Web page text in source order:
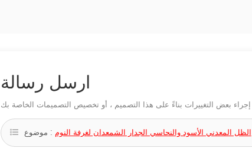
ارسل رسالة
موضوع : الظل المعدني الأسود والنحاسي الجدار الشمعدان لغرفة النوم